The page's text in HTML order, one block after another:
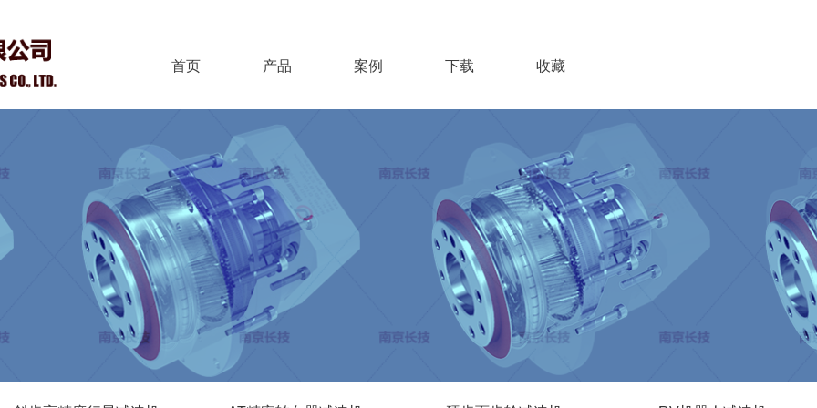
首页 产品 案例 下载 收藏